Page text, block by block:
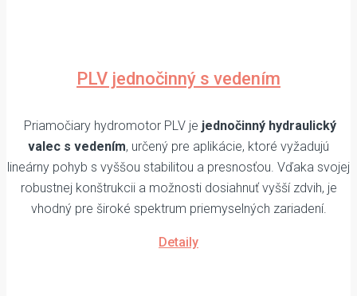
PLV jednočinný s vedením
Priamočiary hydromotor PLV je jednočinný hydraulický
valec s vedením, určený pre aplikácie, ktoré vyžadujú
lineárny pohyb s vyššou stabilitou a presnosťou. Vďaka svojej
robustnej konštrukcii a možnosti dosiahnuť vyšší zdvih, je
vhodný pre široké spektrum priemyselných zariadení.
Detaily